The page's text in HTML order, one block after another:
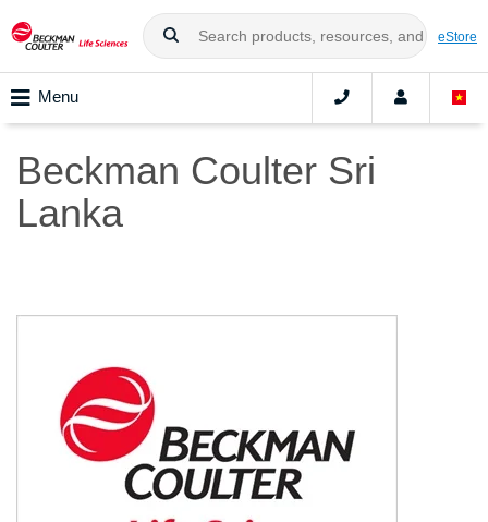
eStore
Menu
Beckman Coulter Sri
Lanka